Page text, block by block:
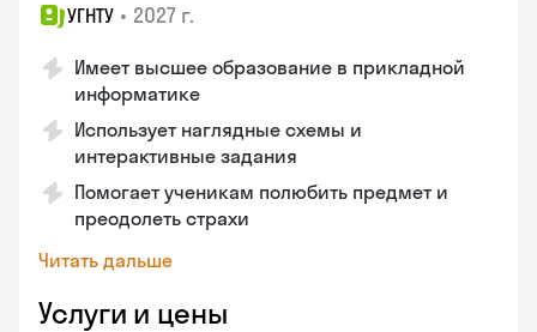
УГНТУ • 2027 г.
Имеет высшее образование в прикладной
информатике
Использует наглядные схемы и
интерактивные задания
Помогает ученикам полюбить предмет и
преодолеть страхи
Читать дальше
Услуги и цены